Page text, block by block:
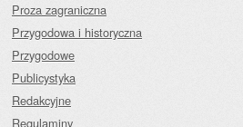
Proza zagraniczna
Przygodowa i historyczna
Przygodowe
Publicystyka
Redakcyjne
Regulaminy